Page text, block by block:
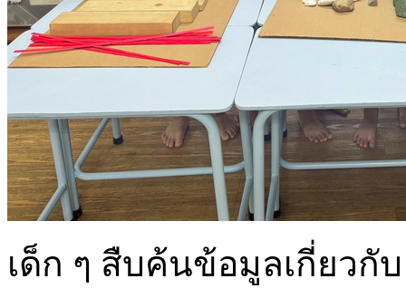
เด็ก ๆ สืบค้นข้อมูลเกี่ยวกั